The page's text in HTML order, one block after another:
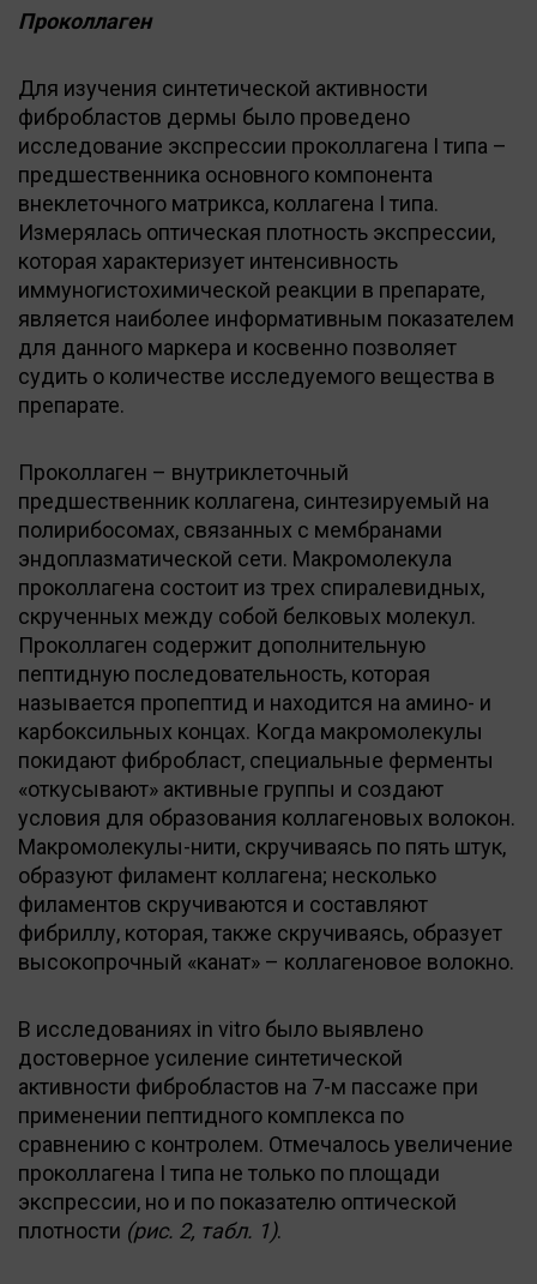
Проколлаген
Для изучения синтетической активности
фибробластов дермы было проведено
исследование экспрессии проколлагена I типа –
предшественника основного компонента
внеклеточного матрикса, коллагена I типа.
Измерялась оптическая плотность экспрессии,
которая характеризует интенсивность
иммуногистохимической реакции в препарате,
является наиболее информативным показателем
для данного маркера и косвенно позволяет
судить о количестве исследуемого вещества в
препарате.
Проколлаген – внутриклеточный
предшественник коллагена, синтезируемый на
полирибосомах, связанных с мембранами
эндоплазматической сети. Макромолекула
проколлагена состоит из трех спиралевидных,
скрученных между собой белковых молекул.
Проколлаген содержит дополнительную
пептидную последовательность, которая
называется пропептид и находится на амино- и
карбоксильных концах. Когда макромолекулы
покидают фибробласт, специальные ферменты
«откусывают» активные группы и создают
условия для образования коллагеновых волокон.
Макромолекулы-нити, скручиваясь по пять штук,
образуют филамент коллагена; несколько
филаментов скручиваются и составляют
фибриллу, которая, также скручиваясь, образует
высокопрочный «канат» – коллагеновое волокно.
В исследованиях in vitro было выявлено
достоверное усиление синтетической
активности фибробластов на 7-м пассаже при
применении пептидного комплекса по
сравнению с контролем. Отмечалось увеличение
проколлагена I типа не только по площади
экспрессии, но и по показателю оптической
плотности (рис. 2, табл. 1).